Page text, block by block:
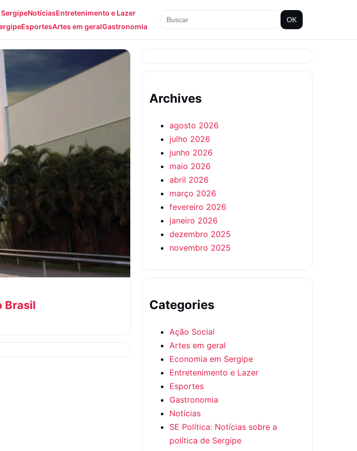
NotíciasEntretenimento e Lazer
EsportesArtes em geralGastronomia
OK
Brasil
Archives
agosto 2026
julho 2026
junho 2026
maio 2026
abril 2026
março 2026
fevereiro 2026
janeiro 2026
dezembro 2025
novembro 2025
Categories
Ação Social
Artes em geral
Economia em Sergipe
Entretenimento e Lazer
Esportes
Gastronomia
Notícias
SE Política: Notícias sobre a
política de Sergipe